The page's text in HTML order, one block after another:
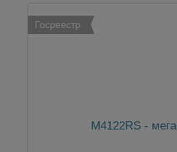
Госреестр
М4122RS -